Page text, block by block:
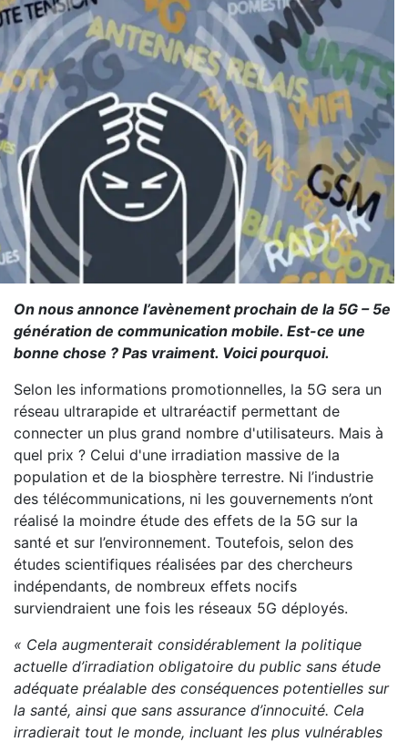
On nous annonce l’avènement prochain de la 5G – 5e
génération de communication mobile. Est-ce une
bonne chose ? Pas vraiment. Voici pourquoi.
Selon les informations promotionnelles, la 5G sera un
réseau ultrarapide et ultraréactif permettant de
connecter un plus grand nombre d'utilisateurs. Mais à
quel prix ? Celui d'une irradiation massive de la
population et de la biosphère terrestre. Ni l’industrie
des télécommunications, ni les gouvernements n’ont
réalisé la moindre étude des effets de la 5G sur la
santé et sur l’environnement. Toutefois, selon des
études scientifiques réalisées par des chercheurs
indépendants, de nombreux effets nocifs
surviendraient une fois les réseaux 5G déployés.
« Cela augmenterait considérablement la politique
actuelle d’irradiation obligatoire du public sans étude
adéquate préalable des conséquences potentielles sur
la santé, ainsi que sans assurance d’innocuité. Cela
irradierait tout le monde, incluant les plus vulnérables